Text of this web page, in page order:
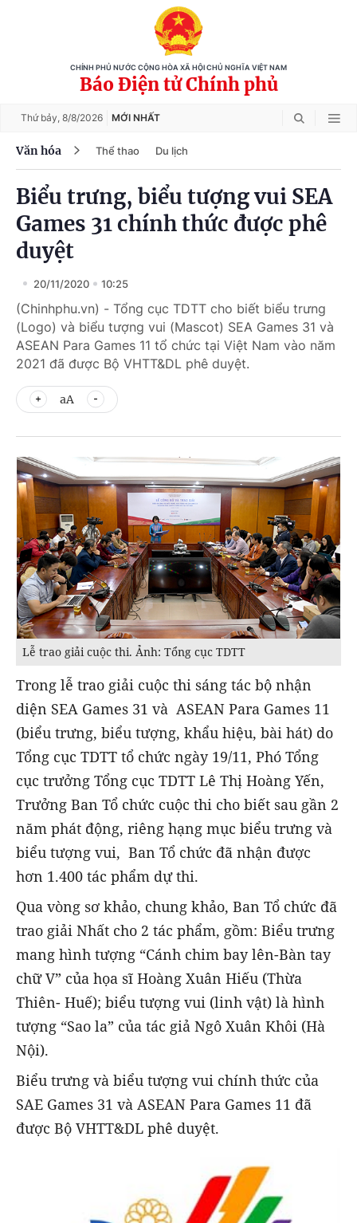
CHÍNH PHỦ NƯỚC CỘNG HÒA XÃ HỘI CHỦ NGHĨA VIỆT NAM
Báo Điện tử Chính phủ
Thứ bảy, 8/8/2026 MỚI NHẤT
Văn hóa Thể thao Du lịch
Biểu trưng, biểu tượng vui SEA
Games 31 chính thức được phê
duyệt
20/11/2020 10:25
(Chinhphu.vn) - Tổng cục TDTT cho biết biểu trưng
(Logo) và biểu tượng vui (Mascot) SEA Games 31 và
ASEAN Para Games 11 tổ chức tại Việt Nam vào năm
2021 đã được Bộ VHTT&DL phê duyệt.
aA
Lễ trao giải cuộc thi. Ảnh: Tổng cục TDTT
Trong lễ trao giải cuộc thi sáng tác bộ nhận
diện SEA Games 31 và ASEAN Para Games 11
(biểu trưng, biểu tượng, khẩu hiệu, bài hát) do
Tổng cục TDTT tổ chức ngày 19/11, Phó Tổng
cục trưởng Tổng cục TDTT Lê Thị Hoàng Yến,
Trưởng Ban Tổ chức cuộc thi cho biết sau gần 2
năm phát động, riêng hạng mục biểu trưng và
biểu tượng vui, Ban Tổ chức đã nhận được
hơn 1.400 tác phẩm dự thi.
Qua vòng sơ khảo, chung khảo, Ban Tổ chức đã
trao giải Nhất cho 2 tác phẩm, gồm: Biểu trưng
mang hình tượng “Cánh chim bay lên-Bàn tay
chữ V” của họa sĩ Hoàng Xuân Hiếu (Thừa
Thiên- Huế); biểu tượng vui (linh vật) là hình
tượng “Sao la” của tác giả Ngô Xuân Khôi (Hà
Nội).
Biểu trưng và biểu tượng vui chính thức của
SAE Games 31 và ASEAN Para Games 11 đã
được Bộ VHTT&DL phê duyệt.